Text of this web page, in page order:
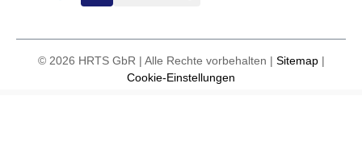
© 2026 HRTS GbR | Alle Rechte vorbehalten | Sitemap|
Cookie-Einstellungen